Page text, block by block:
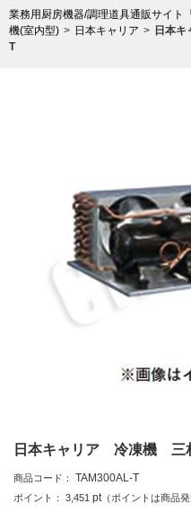
業務用厨房機器/調理道具通販サイト
機(室内型)
日本キャリア
日本
T
日本キャリア 冷凍機 三
商品コード： TAM300AL-T
ポイント： 3,451 pt （ポイントは商品